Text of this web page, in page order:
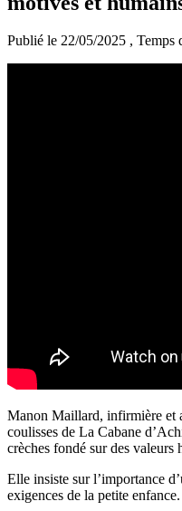
Publié le 22/05/2025 , Temps
Manon Maillard, infirmière et
coulisses de La Cabane
crèches fondé sur des valeurs
Elle insiste sur l’importance
exigences de la petite enfance.